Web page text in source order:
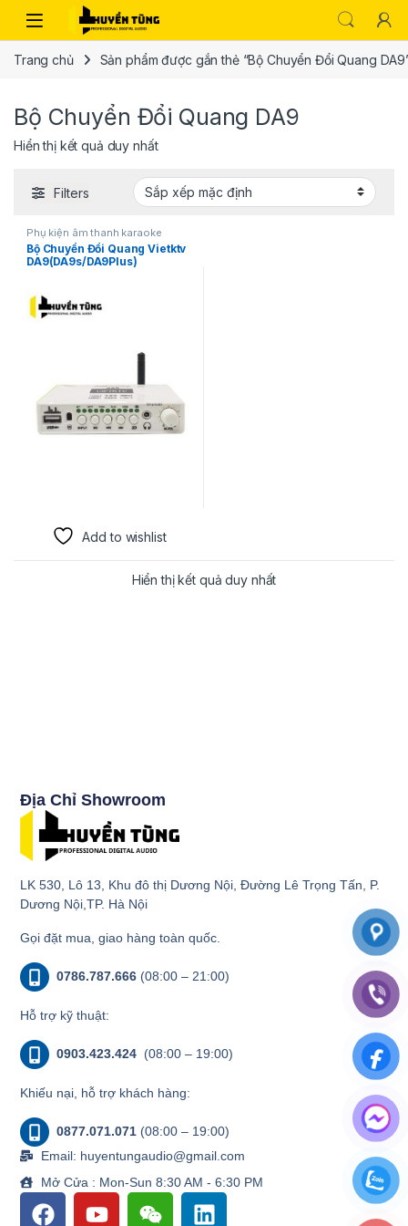
Trang chủ Sản phẩm được gắn thẻ “Bộ Chuyển Đổi Quang
Bộ Chuyển Đổi Quang DA9
Hiển thị kết quả duy nhất
Filters
Phụ kiện âm thanh karaoke
Bộ Chuyển Đổi Quang Vietktv
DA9(DA9s/DA9Plus)
Add to wishlist
Hiển thị kết quả duy nhất
Địa Chỉ Showroom
LK 530, Lô 13, Khu đô thị Dương Nội, Đường Lê Trọng Tấn, P.
Dương Nội,TP. Hà Nội
Gọi đặt mua, giao hàng toàn quốc.
0786.787.666 (08:00 – 21:00)
Hỗ trợ kỹ thuật:
0903.423.424 (08:00 – 19:00)
Khiếu nại, hỗ trợ khách hàng:
0877.071.071 (08:00 – 19:00)
Email: huyentungaudio@gmail.com
Mở Cửa : Mon-Sun 8:30 AM - 6:30 PM